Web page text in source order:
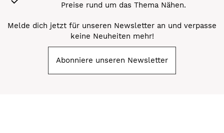
Preise rund um das Thema Nähen.
Melde dich jetzt für unseren Newsletter an und verpasse
keine Neuheiten mehr!
Abonniere unseren Newsletter